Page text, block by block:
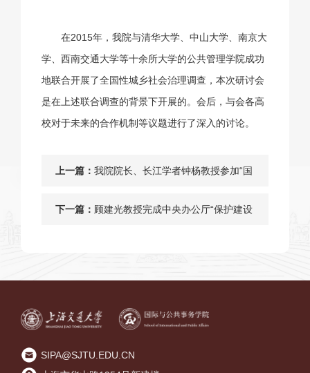
在2015年，我院与清华大学、中山大学、南京大
学、西南交通大学等十余所大学的公共管理学院成功
地联合开展了全国性城乡社会治理调查，本次研讨会
是在上述联合调查的背景下开展的。会后，与会各高
校对于未来的合作机制等议题进行了深入的讨论。
上一篇： 我院院长、长江学者钟杨教授参加“国
际行政科学学会暨国际行政院校联合
下一篇： 顾建光教授完成中央办公厅“保护建设
SIPA@SJTU.EDU.CN